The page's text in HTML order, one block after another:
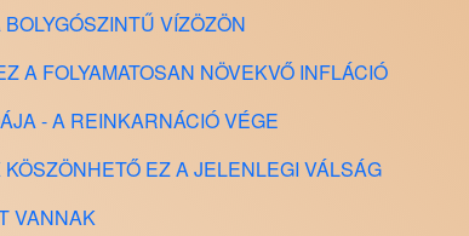
VÍZÖZÖN
A FOLYAMATOSAN NÖVEKVŐ INFLÁCIÓ
- A REINKARNÁCIÓ VÉGE
EZ A JELENLEGI VÁLSÁG
VANNAK